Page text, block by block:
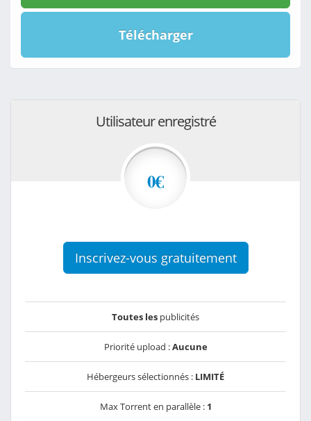
Télécharger
Utilisateur enregistré
0€
Inscrivez-vous gratuitement
Toutes les publicités
Priorité upload :Aucune
Hébergeurs sélectionnés : LIMITÉ
Max Torrent en parallèle : 1